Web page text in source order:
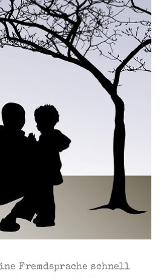
Fremdsprache schnell